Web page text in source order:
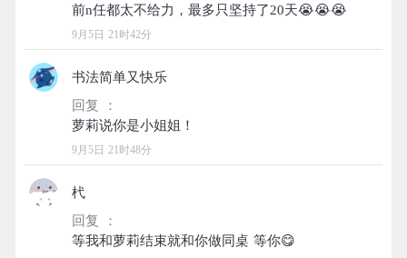
9月5日 21时42分
书法简单又快乐
回复 ：
9月5日 21时48分
杙
回复 ：